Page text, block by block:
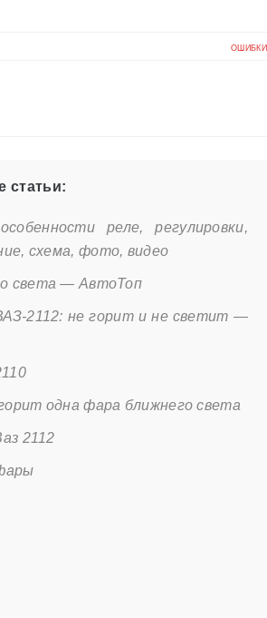
ОШИБКИ
статьи:
реле, регулировки,
схема, фото, видео
света — АвтоТоп
2112: не горит и не светит —
одна фара ближнего света
2112